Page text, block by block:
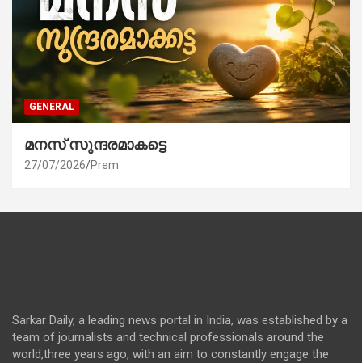
GENERAL
മനസ് സുന്ദരമാകട്ടെ
27/07/2026 Prem
Sarkar Daily, a leading news portal in India, was established by a
team of journalists and technical professionals around the
world,three years ago, with an aim to constantly engage the